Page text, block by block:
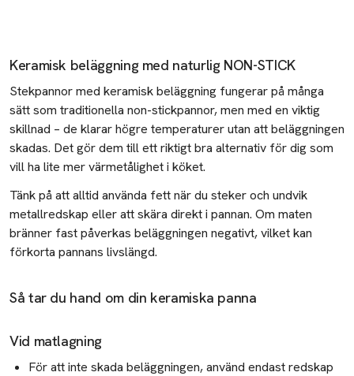
Keramisk beläggning med naturlig NON-STICK
Stekpannor med keramisk beläggning fungerar på många
sätt som traditionella non-stickpannor, men med en viktig
skillnad – de klarar högre temperaturer utan att beläggningen
skadas. Det gör dem till ett riktigt bra alternativ för dig som
vill ha lite mer värmetålighet i köket.
Tänk på att alltid använda fett när du steker och undvik
metallredskap eller att skära direkt i pannan. Om maten
bränner fast påverkas beläggningen negativt, vilket kan
förkorta pannans livslängd.
Så tar du hand om din keramiska panna
Vid matlagning
För att inte skada beläggningen, använd endast redskap